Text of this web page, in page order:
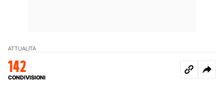
ATTUALITÀ
142
CONDIVISIONI